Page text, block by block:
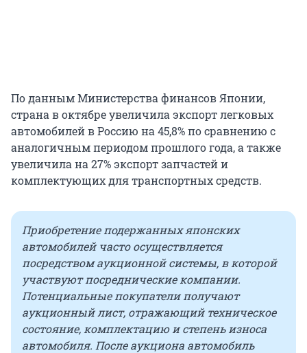
По данным Министерства финансов Японии,
страна в октябре увеличила экспорт легковых
автомобилей в Россию на 45,8% по сравнению с
аналогичным периодом прошлого года, а также
увеличила на 27% экспорт запчастей и
комплектующих для транспортных средств.
Приобретение подержанных японских
автомобилей часто осуществляется
посредством аукционной системы, в которой
участвуют посреднические компании.
Потенциальные покупатели получают
аукционный лист, отражающий техническое
состояние, комплектацию и степень износа
автомобиля. После аукциона автомобиль